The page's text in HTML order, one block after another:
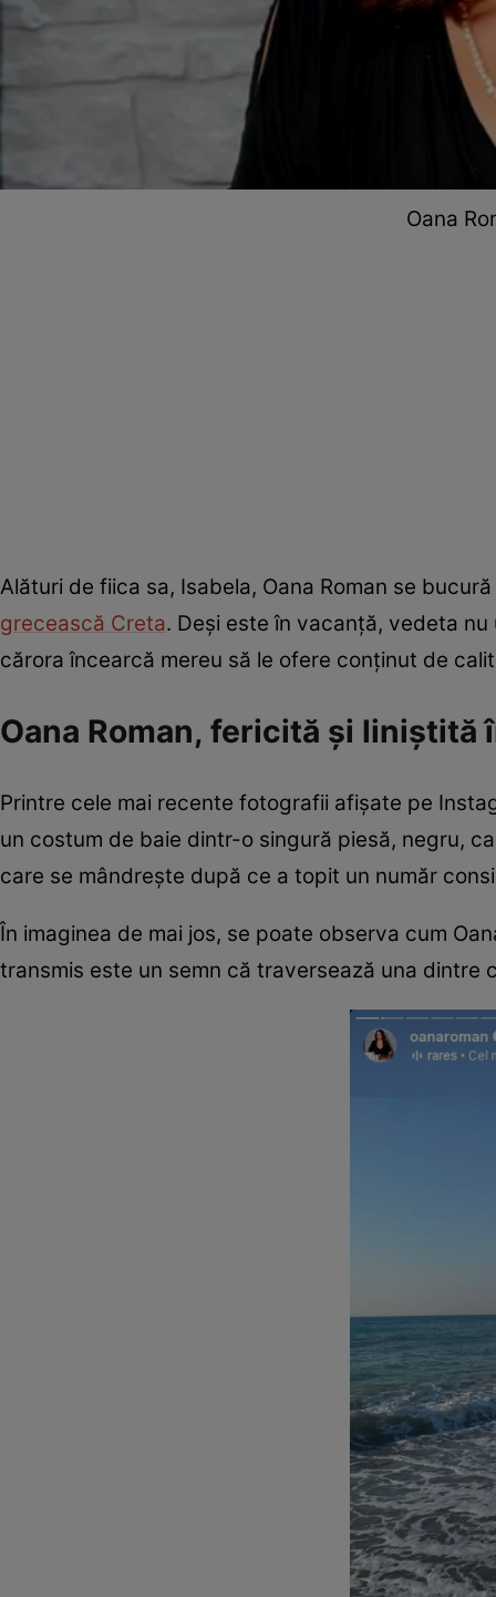
Oana
Alături de fiica sa, Isabela, Oana Roman se
grecească Creta. Deși este în vacanță, vedeta
cărora încearcă mereu să le ofere conținut de
Oana Roman, fericită și liniștită
Printre cele mai recente fotografii afișate pe
un costum de baie dintr-o singură piesă, negru,
care se mândrește după ce a topit un număr
În imaginea de mai jos, se poate observa cum
transmis este un semn că traversează una dintre